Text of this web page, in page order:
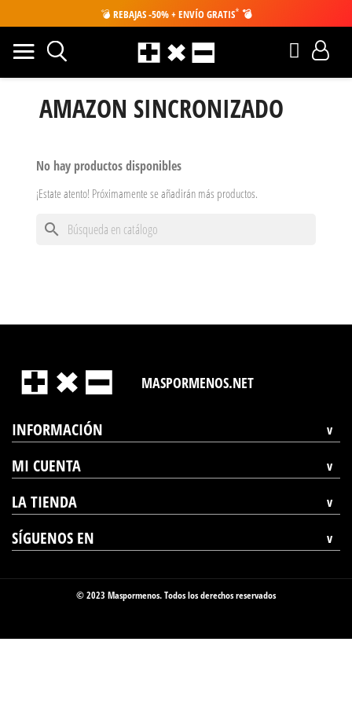
💣 REBAJAS -50% + ENVÍO GRATIS* 💣
AMAZON SINCRONIZADO
No hay productos disponibles
¡Estate atento! Próximamente se añadirán más productos.
search
MASPORMENOS.NET
INFORMACIÓN
MI CUENTA
LA TIENDA
SÍGUENOS EN
© 2023 Maspormenos. Todos los derechos reservados